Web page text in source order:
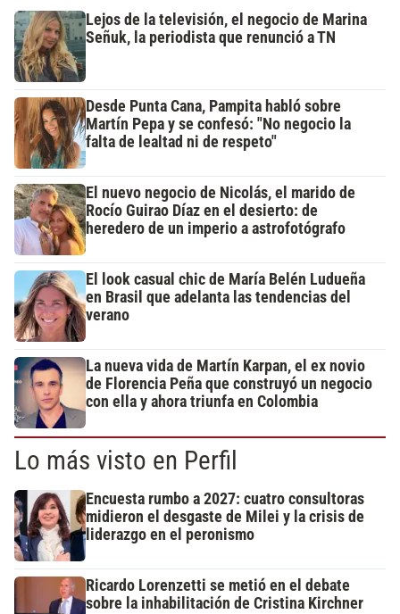
Lejos de la televisión, el negocio de Marina
Señuk, la periodista que renunció a TN
Desde Punta Cana, Pampita habló sobre
Martín Pepa y se confesó: "No negocio la
falta de lealtad ni de respeto"
El nuevo negocio de Nicolás, el marido de
Rocío Guirao Díaz en el desierto: de
heredero de un imperio a astrofotógrafo
El look casual chic de María Belén Ludueña
en Brasil que adelanta las tendencias del
verano
La nueva vida de Martín Karpan, el ex novio
de Florencia Peña que construyó un negocio
con ella y ahora triunfa en Colombia
Lo más visto en Perfil
Encuesta rumbo a 2027: cuatro consultoras
midieron el desgaste de Milei y la crisis de
liderazgo en el peronismo
Ricardo Lorenzetti se metió en el debate
sobre la inhabilitación de Cristina Kirchner